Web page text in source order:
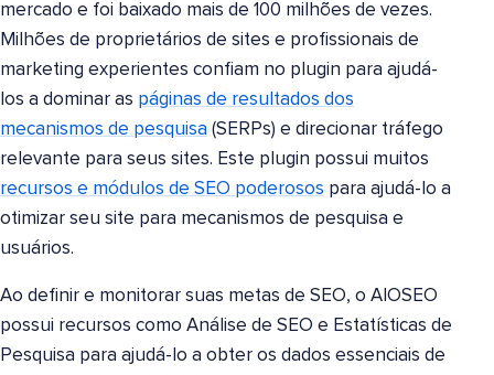
mercado e foi baixado mais de 100 milhões de vezes.
Milhões de proprietários de sites e profissionais de
marketing experientes confiam no plugin para ajudá-
los a dominar as páginas de resultados dos
mecanismos de pesquisa (SERPs) e direcionar tráfego
relevante para seus sites. Este plugin possui muitos
recursos e módulos de SEO poderosos para ajudá-lo a
otimizar seu site para mecanismos de pesquisa e
usuários.
Ao definir e monitorar suas metas de SEO, o AIOSEO
possui recursos como Análise de SEO e Estatísticas de
Pesquisa para ajudá-lo a obter os dados essenciais de